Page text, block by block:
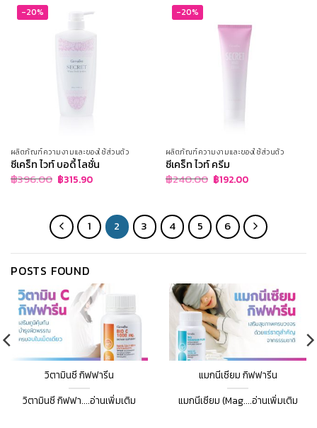
-20%
ผลิตภัณฑ์ความงามและของใช้ส่วนตัว
ซีเคร็ท ไวท์ บอดี้ โลชั่น
฿396.00 Original
price
฿315.90Current
price
-20%
ผลิตภัณฑ์ความงามและของใช้ส่วนตัว
ซีเคร็ท ไวท์ ครีม
฿240.00 Original
price
฿192.00Current
price
1 2 3 4 5 6
POSTS FOUND
วิตามินซี กิฟฟารีน
วิตามินซี กิฟฟา....อ่านเพิ่มเติม
แมกนีเซียม กิฟฟารีน
แมกนีเซียม (Mag....อ่านเพิ่มเติม